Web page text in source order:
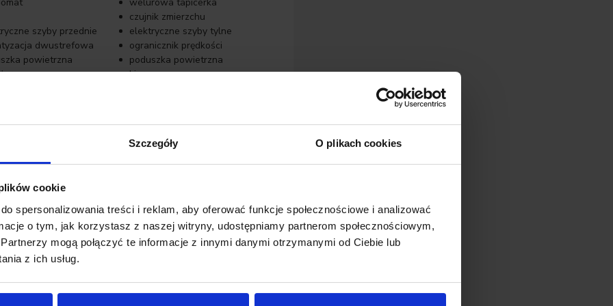
Szczegóły O plikach cookies
cookie
spersonalizowania treści i reklam, aby oferować funkcje społecznościowe i analizować
o tym, jak korzystasz z naszej witryny, udostępniamy partnerom społecznościowym,
mogą połączyć te informacje z innymi danymi otrzymanymi od Ciebie lub
z ich usług.
czujnik zmierzchu
szyby przednie
elektryczne szyby tylne
dwustrefowa
ogranicznik prędkości
powietrzna
poduszka powietrzna
kierowcy
poduszki boczne przednie
dostęp
finansowania